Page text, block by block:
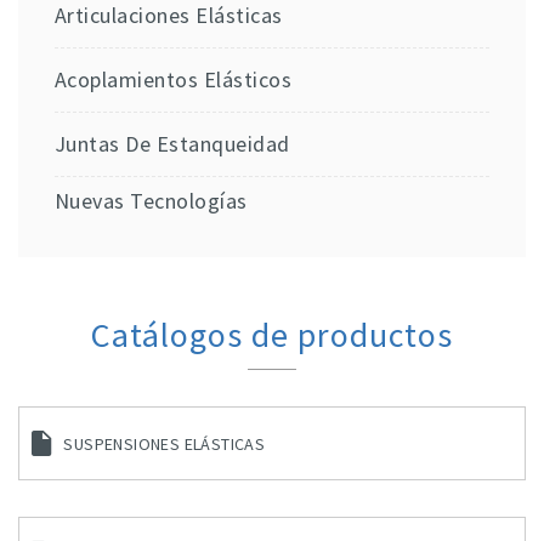
Articulaciones Elásticas
Acoplamientos Elásticos
Juntas De Estanqueidad
Nuevas Tecnologías
Catálogos de productos
SUSPENSIONES ELÁSTICAS